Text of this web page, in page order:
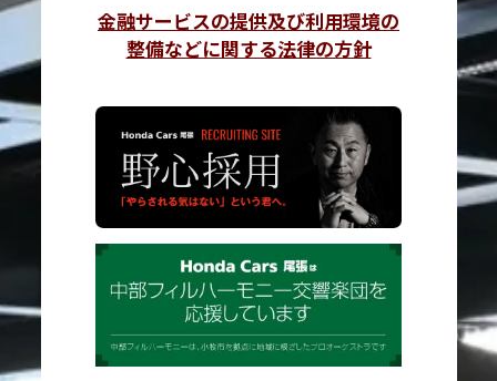
金融サービスの提供及び利用環境の
整備などに関する法律の方針